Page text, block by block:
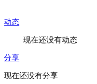
动态
现在还没有动态
分享
现在还没有分享